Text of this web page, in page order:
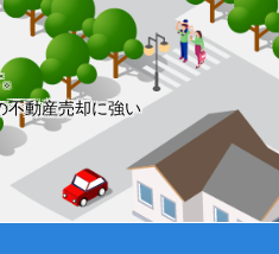
不動産売却に強い